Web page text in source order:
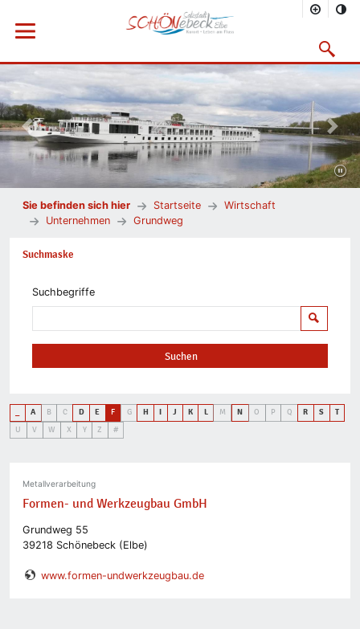
Menü öffnen
Vorheriges Bild
Sie befinden sich hier Startseite
Wirtschaft
Unternehmen
Grundweg
Suchmaske
Suchbegriffe
Suchen
Suchen
A B C D E F G H I J K L M N O P Q R S
T
U
V W X Y Z #
Metallverarbeitung
Formen- und Werkzeugbau GmbH
Grundweg 55
39218 Schönebeck (Elbe)
www.formen-undwerkzeugbau.de